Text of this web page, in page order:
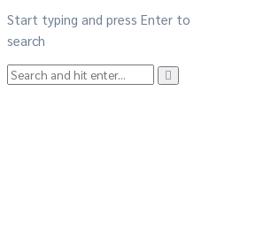
Start typing and press Enter to
search